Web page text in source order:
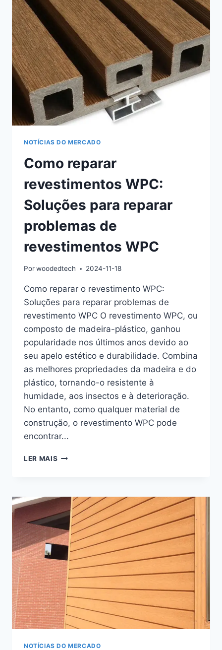
GUIA
PARA
CORTAR
EFICAZMENTE
O
REVESTIMENTO
WPC
NOTÍCIAS DO MERCADO
Como reparar
revestimentos WPC:
Soluções para reparar
problemas de
revestimentos WPC
Porwoodedtech 2024-11-18
Como reparar o revestimento WPC:
Soluções para reparar problemas de
revestimento WPC O revestimento WPC, ou
composto de madeira-plástico, ganhou
popularidade nos últimos anos devido ao
seu apelo estético e durabilidade. Combina
as melhores propriedades da madeira e do
plástico, tornando-o resistente à
humidade, aos insectos e à deterioração.
No entanto, como qualquer material de
construção, o revestimento WPC pode
encontrar...
LER MAIS COMO
SOLUÇÕES
PARA
REPARAR
PROBLEMAS
DE
REVESTIMENTOS
WPC
NOTÍCIAS DO MERCADO